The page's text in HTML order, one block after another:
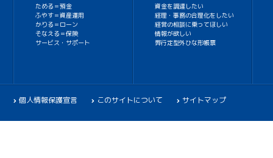
ためる＝預金
ふやす＝資産運用
かりる＝ローン
そなえる＝保険
サービス・サポート
資金を調達したい
経理・事務の合理化をしたい
経営の相談に乗ってほしい
情報が欲しい
弊行定型外ひな形帳票
個人情報保護宣言 このサイトについて サイトマップ